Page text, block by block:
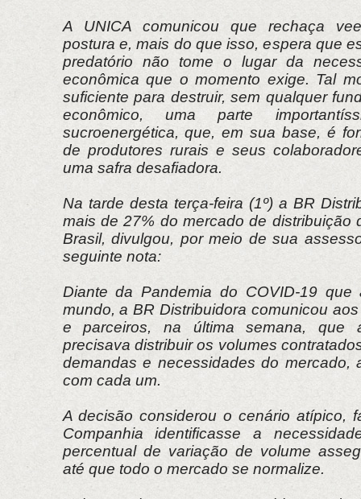
A UNICA comunicou que rechaça
postura e, mais do que isso, espera que
predatório não tome o lugar da
econômica que o momento exige. Tal
suficiente para destruir, sem qualquer
econômico, uma parte
sucroenergética, que, em sua base, é
de produtores rurais e seus
uma safra desafiadora.
Na tarde desta terça-feira (1º) a BR
mais de 27% do mercado de distribuição
Brasil, divulgou, por meio de sua
seguinte nota:
Diante da Pandemia do COVID-19
mundo, a BR Distribuidora comunicou
e parceiros, na última semana, que
precisava distribuir os volumes
demandas e necessidades do mercado,
com cada um.
A decisão considerou o cenário atípico,
Companhia identificasse a
percentual de variação de volume
até que todo o mercado se normalize.